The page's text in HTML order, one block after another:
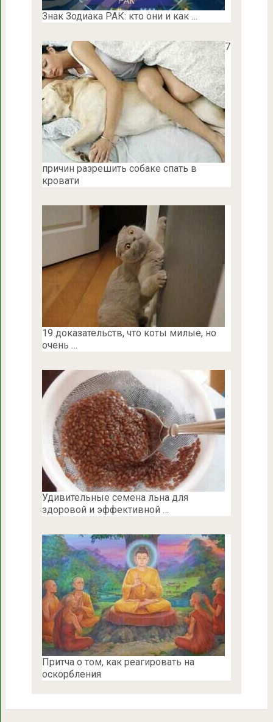
Знак Зодиака РАК: кто они и как …
7
причин разрешить собаке спать в
кровати
19 доказательств, что коты милые, но
очень …
Удивительные семена льна для
здоровой и эффективной …
Притча о том, как реагировать на
оскорбления